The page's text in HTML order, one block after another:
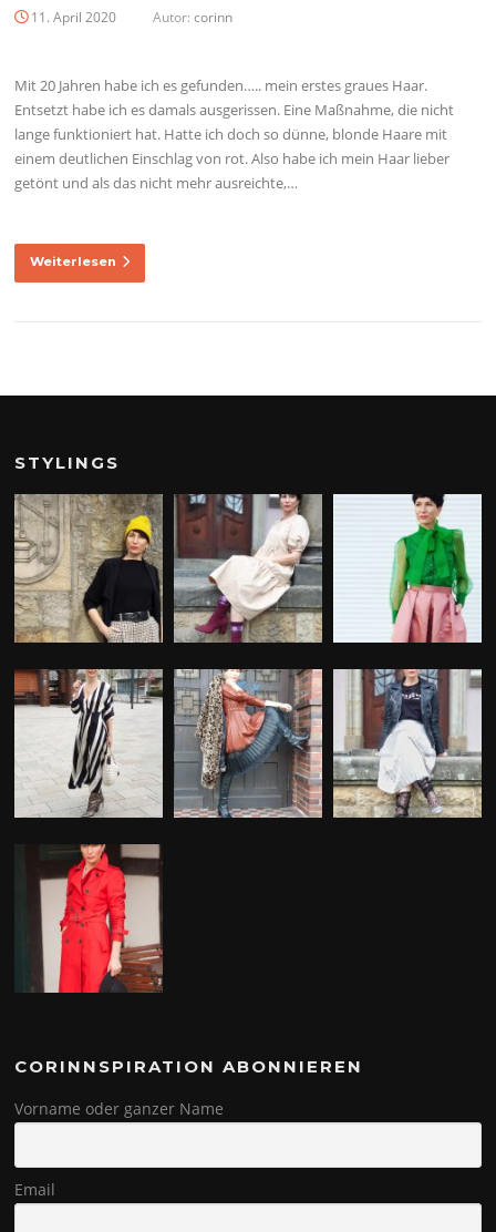
11. April 2020 Autor:corinn
Mit 20 Jahren habe ich es gefunden….. mein erstes graues Haar.
Entsetzt habe ich es damals ausgerissen. Eine Maßnahme, die nicht
lange funktioniert hat. Hatte ich doch so dünne, blonde Haare mit
einem deutlichen Einschlag von rot. Also habe ich mein Haar lieber
getönt und als das nicht mehr ausreichte,…
Weiterlesen
STYLINGS
CORINNSPIRATION ABONNIEREN
Vorname oder ganzer Name
Email